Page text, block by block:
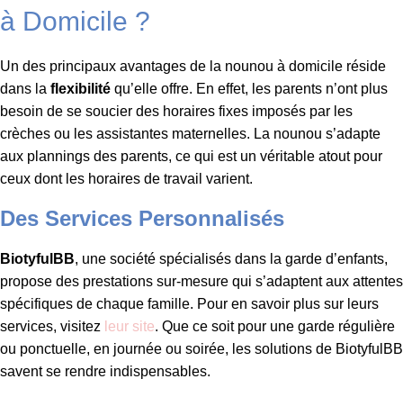
à Domicile ?
Un des principaux avantages de la nounou à domicile réside
dans la flexibilité qu’elle offre. En effet, les parents n’ont plus
besoin de se soucier des horaires fixes imposés par les
crèches ou les assistantes maternelles. La nounou s’adapte
aux plannings des parents, ce qui est un véritable atout pour
ceux dont les horaires de travail varient.
Des Services Personnalisés
BiotyfulBB, une société spécialisés dans la garde d’enfants,
propose des prestations sur-mesure qui s’adaptent aux attentes
spécifiques de chaque famille. Pour en savoir plus sur leurs
services, visitez leur site. Que ce soit pour une garde régulière
ou ponctuelle, en journée ou soirée, les solutions de BiotyfulBB
savent se rendre indispensables.